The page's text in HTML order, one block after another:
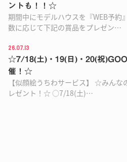
ントも！！☆
期間中にモデルハウスを『WEB予約
数に応じて下記の賞品をプレゼン…
26.07.13
☆7/18(土)・19(日)・20(祝
催！☆
【似顔絵うちわサービス】 ☆みん
レゼント！☆ ○7/18(土)…